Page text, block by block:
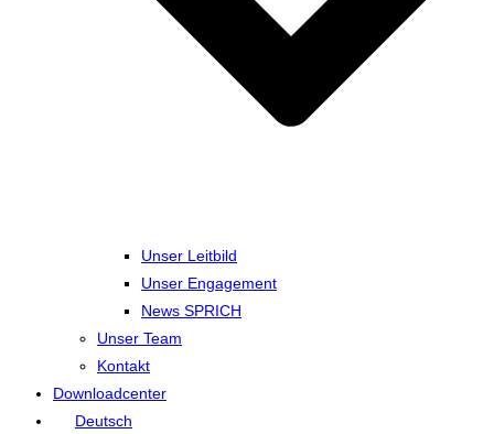
Unser Leitbild
Unser Engagement
News SPRICH
Unser Team
Kontakt
Downloadcenter
Deutsch